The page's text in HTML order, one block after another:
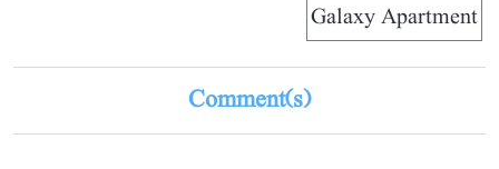
Galaxy Apartment
Comment(s)